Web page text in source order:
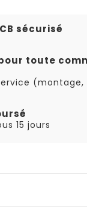
sécurisé
pour toute
15 jours